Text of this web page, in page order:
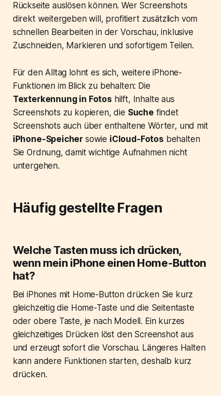
Rückseite auslösen können. Wer Screenshots
direkt weitergeben will, profitiert zusätzlich vom
schnellen Bearbeiten in der Vorschau, inklusive
Zuschneiden, Markieren und sofortigem Teilen.
Für den Alltag lohnt es sich, weitere iPhone-
Funktionen im Blick zu behalten: Die
Texterkennung in Fotos hilft, Inhalte aus
Screenshots zu kopieren, die Suche findet
Screenshots auch über enthaltene Wörter, und mit
iPhone-Speicher sowie iCloud-Fotos behalten
Sie Ordnung, damit wichtige Aufnahmen nicht
untergehen.
Häufig gestellte Fragen
Welche Tasten muss ich drücken,
wenn mein iPhone einen Home-Button
hat?
Bei iPhones mit Home-Button drücken Sie kurz
gleichzeitig die Home-Taste und die Seitentaste
oder obere Taste, je nach Modell. Ein kurzes
gleichzeitiges Drücken löst den Screenshot aus
und erzeugt sofort die Vorschau. Längeres Halten
kann andere Funktionen starten, deshalb kurz
drücken.